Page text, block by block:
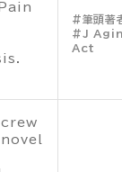
筆頭著
J
Act